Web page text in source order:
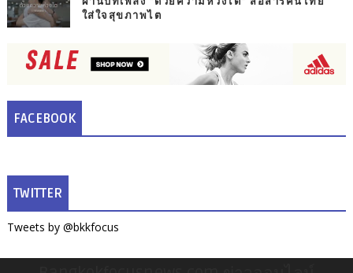
ใส่ใจสุขภาพไต
FACEBOOK
TWITTER
Tweets by @bkkfocus